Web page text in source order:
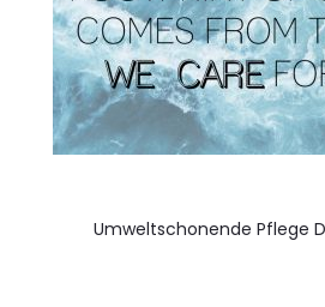
Umweltschonende Pflege